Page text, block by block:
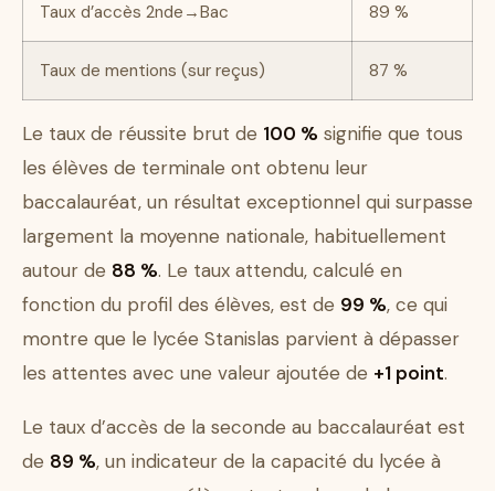
Taux d’accès 2nde→Bac 89 %
Taux de mentions (sur reçus) 87 %
Le taux de réussite brut de 100 % signifie que tous
les élèves de terminale ont obtenu leur
baccalauréat, un résultat exceptionnel qui surpasse
largement la moyenne nationale, habituellement
autour de 88 %. Le taux attendu, calculé en
fonction du profil des élèves, est de 99 %, ce qui
montre que le lycée Stanislas parvient à dépasser
les attentes avec une valeur ajoutée de +1 point.
Le taux d’accès de la seconde au baccalauréat est
de 89 %, un indicateur de la capacité du lycée à